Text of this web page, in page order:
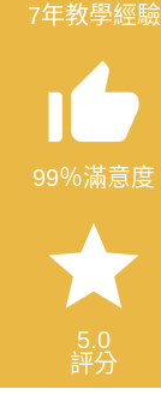
7年教學經驗
thumb_up_alt
99％滿意度
star
5.0
評分